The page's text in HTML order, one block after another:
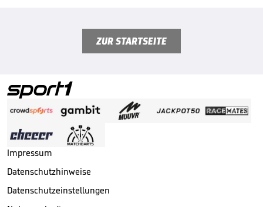
ZUR STARTSEITE
Impressum
Datenschutzhinweise
Datenschutzeinstellungen